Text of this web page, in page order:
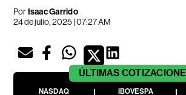
PorIsaac Garrido
24 de julio, 2025 | 07:27 AM
ÚLTIMAS
NASDAQ
IBOVESPA